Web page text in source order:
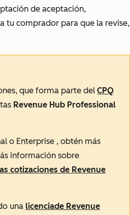
de aceptación,
tu comprador para que la revise,
que forma parte del CPQ
Revenue Hub Professional
o Enterprise , obtén más
información sobre
cotizaciones de Revenue
una licenciade Revenue